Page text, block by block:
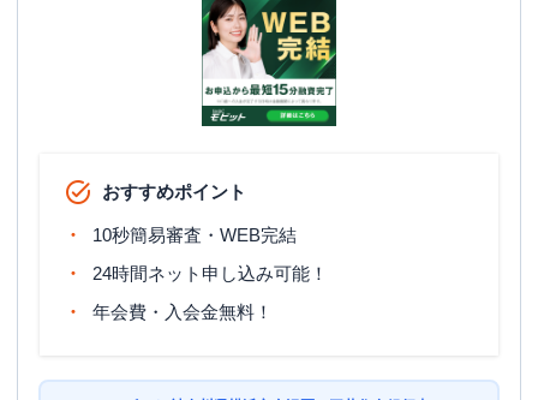
おすすめポイント
10秒簡易審査・WEB完結
24時間ネット申し込み可能！
年会費・入会金無料！